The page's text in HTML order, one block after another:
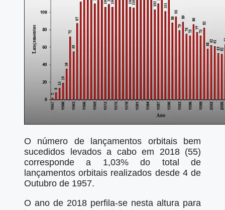
O número de lançamentos orbitais bem
sucedidos levados a cabo em 2018 (55)
corresponde a 1,03% do total de
lançamentos orbitais realizados desde 4 de
Outubro de 1957.
O ano de 2018 perfila-se nesta altura para